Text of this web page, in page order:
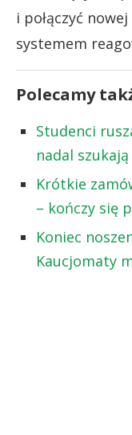
i połączyć
systemem
Polecamy
Studenci
nadal
Krótkie
– kończy się
Koniec
Kaucjomaty